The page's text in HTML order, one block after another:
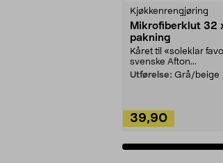
Kjøkkenrengjøring
Mikrofiberklut 32
pakning
Kåret til «soleklar
svenske Afton...
Utførelse: Grå/beige
39,90